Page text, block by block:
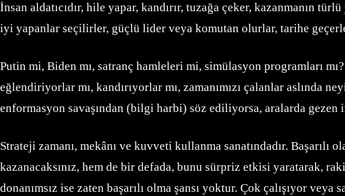
İnsan aldatıcıdır, hile yapar, kandırır, tuzağa çeker, kazanmanın
iyi yapanlar seçilirler, güçlü lider veya komutan olurlar, tarihe
Putin mi, Biden mı, satranç hamleleri mi, simülasyon programları
eğlendiriyorlar mı, kandırıyorlar mı, zamanımızı çalanlar aslında
enformasyon savaşından (bilgi harbi) söz ediliyorsa, aralarda gezen
Strateji zamanı, mekânı ve kuvveti kullanma sanatındadır.
kazanacaksınız, hem de bir defada, bunu sürpriz etkisi yaratarak,
donanımsız ise zaten başarılı olma şansı yoktur. Çok çalışıyor